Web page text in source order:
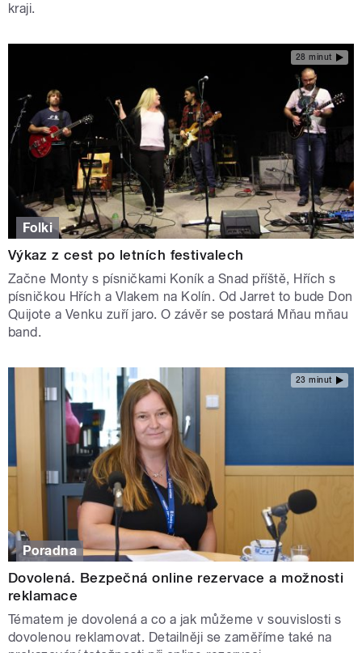
kraji.
28 minut
Folki
Výkaz z cest po letních festivalech
Začne Monty s písničkami Koník a Snad příště, Hřích s
písničkou Hřích a Vlakem na Kolín. Od Jarret to bude Don
Quijote a Venku zuří jaro. O závěr se postará Mňau mňau
band.
23 minut
Poradna
Dovolená. Bezpečná online rezervace a možnosti
reklamace
Tématem je dovolená a co a jak můžeme v souvislosti s
dovolenou reklamovat. Detailněji se zaměříme také na